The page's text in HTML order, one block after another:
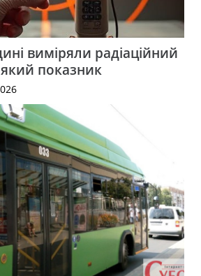
виміряли радіаційний
показник